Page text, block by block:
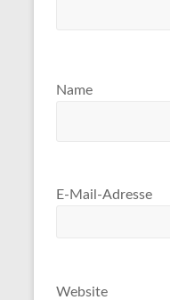
Name
E-Mail-Adresse
Website